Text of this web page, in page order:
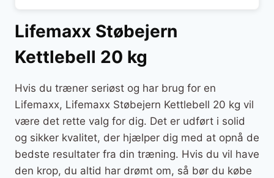
Lifemaxx Støbejern
Kettlebell 20 kg
Hvis du træner seriøst og har brug for en
Lifemaxx, Lifemaxx Støbejern Kettlebell 20 kg vil
være det rette valg for dig. Det er udført i solid
og sikker kvalitet, der hjælper dig med at opnå de
bedste resultater fra din træning. Hvis du vil have
den krop, du altid har drømt om, så bør du købe